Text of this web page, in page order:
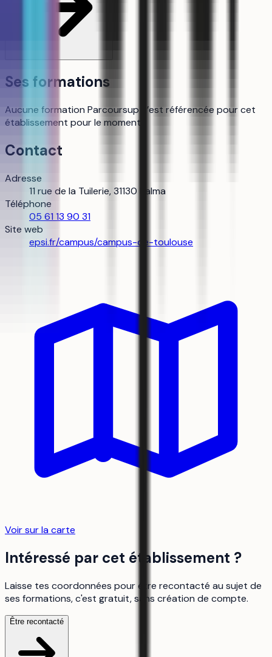
Ses formations
Aucune formation Parcoursup n’est référencée pour cet
établissement pour le moment.
Contact
Adresse
11 rue de la Tuilerie, 31130 Balma
Téléphone
05 61 13 90 31
Site web
epsi.fr/campus/campus-de-toulouse
Voir sur la carte
Intéressé par cet établissement ?
Laisse tes coordonnées pour être recontacté au sujet de
ses formations, c'est gratuit, sans création de compte.
Être recontacté